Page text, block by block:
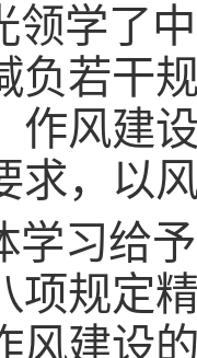
领学了
负若干
作风建
求，以
学习给
项规定
风建设